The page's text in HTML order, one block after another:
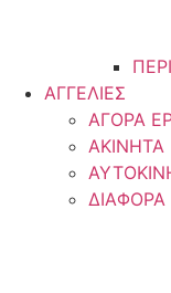
ΑΓΓΕΛΙΕΣ
ΑΓΟΡΑ
ΑΚΙΝΗΤΑ
ΔΙΑΦΟΡΑ